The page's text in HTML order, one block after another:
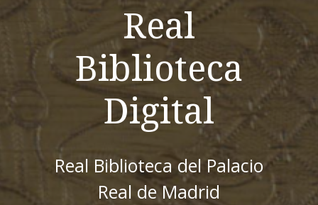
Real
Biblioteca
Digital
Real Biblioteca del Palacio
Real de Madrid